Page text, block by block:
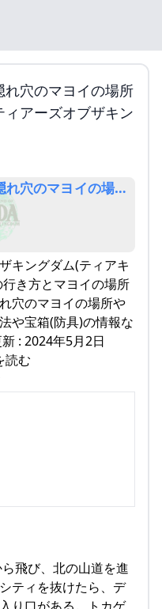
祠
器
攻略
れ穴のマヨイの場所
アーズオブザキン
れ穴のマヨイの場所と
キングダム(ティアキ
き方とマヨイの場所
穴のマヨイの場所や
や宝箱(防具)の情報な
: 2024年5月2日
読む
飛び、北の山道を進
ティを抜けたら、デ